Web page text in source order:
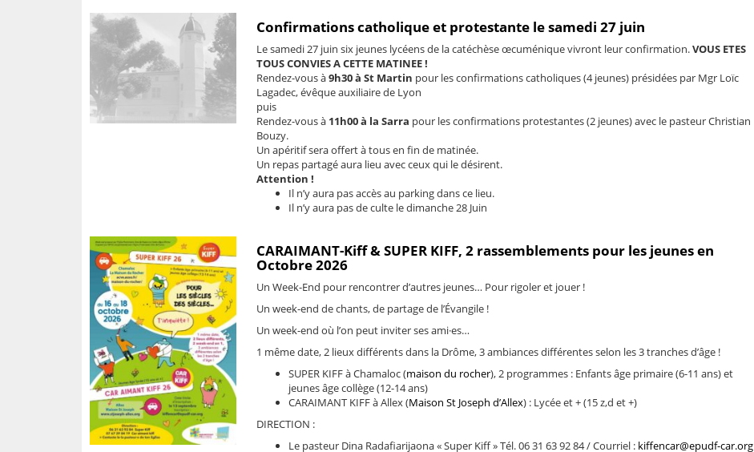
Confirmations catholique et protestante le samedi 27 juin
Le samedi 27 juin six jeunes lycéens de la catéchèse œcuménique vivront leur confirmation.VOUS ETES
TOUS CONVIES A CETTE MATINEE !
Rendez-vous à9h30 à St Martin pour les confirmations catholiques (4 jeunes) présidées par Mgr Loïc
Lagadec, évêque auxiliaire de Lyon
puis
Rendez-vous à 11h00 à la Sarra pour les confirmations protestantes (2 jeunes) avec le pasteur Christian
Bouzy.
Un apéritif sera offert à tous en fin de matinée.
Un repas partagé aura lieu avec ceux qui le désirent.
Attention !
Il n’y aura pas accès au parking dans ce lieu.
Il n’y aura pas de culte le dimanche 28 Juin
CARAIMANT-Kiff & SUPER KIFF, 2 rassemblements pour les jeunes en
Octobre 2026
Un Week-End pour rencontrer d’autres jeunes… Pour rigoler et jouer !
Un week-end de chants, de partage de l’Évangile !
Un week-end où l’on peut inviter ses ami·es…
1 même date, 2 lieux différents dans la Drôme, 3 ambiances différentes selon les 3 tranches d’âge !
SUPER KIFF à Chamaloc (maison du rocher), 2 programmes : Enfants âge primaire (6-11 ans) et
jeunes âge collège (12-14 ans)
CARAIMANT KIFF à Allex (Maison St Joseph d’Allex) : Lycée et + (15 z,d et +)
DIRECTION :
Le pasteur Dina Radafiarijaona « Super Kiff » Tél. 06 31 63 92 84 / Courriel : kiffencar@epudf-car.org